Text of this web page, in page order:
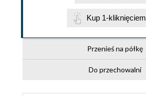
Kup 1-kliknięciem
Przenieś na półkę
Do przechowalni